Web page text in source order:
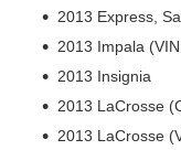
2013 Express,
2013 Impala
2013 Insignia
2013 LaCrosse
2013 LaCrosse